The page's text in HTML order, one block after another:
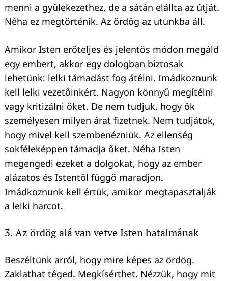
menni a gyülekezethez, de a sátán elállta az útját.
Néha ez megtörténik. Az ördög az utunkba áll.
Amikor Isten erőteljes és jelentős módon megáld
egy embert, akkor egy dologban biztosak
lehetünk: lelki támadást fog átélni. Imádkoznunk
kell lelki vezetőinkért. Nagyon könnyű megítélni
vagy kritizálni őket. De nem tudjuk, hogy ők
személyesen milyen árat fizetnek. Nem tudjátok,
hogy mivel kell szembenézniük. Az ellenség
sokféleképpen támadja őket. Néha Isten
megengedi ezeket a dolgokat, hogy az ember
alázatos és Istentől függő maradjon.
Imádkoznunk kell értük, amikor megtapasztalják
a lelki harcot.
3. Az ördög alá van vetve Isten hatalmának
Beszéltünk arról, hogy mire képes az ördög.
Zaklathat téged. Megkísérthet. Nézzük, hogy mit